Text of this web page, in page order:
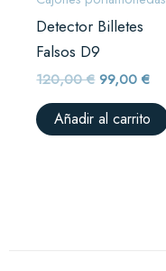
Detector Billetes
Falsos D9
120,00€ 99,00€
Añadir al carrito